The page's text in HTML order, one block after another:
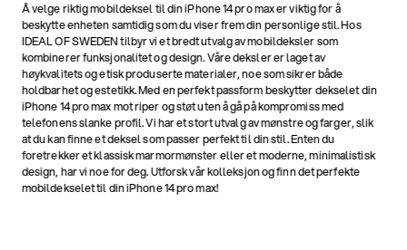
Å velge riktig mobildeksel til din iPhone 14 pro max er viktig for å
beskytte enheten samtidig som du viser frem din personlige stil. Hos
IDEAL OF SWEDEN tilbyr vi et bredt utvalg av mobildeksler som
kombinerer funksjonalitet og design. Våre deksler er laget av
høykvalitets og etisk produserte materialer, noe som sikrer både
holdbarhet og estetikk. Med en perfekt passform beskytter dekselet din
iPhone 14 pro max mot riper og støt uten å gå på kompromiss med
telefonens slanke profil. Vi har et stort utvalg av mønstre og farger, slik
at du kan finne et deksel som passer perfekt til din stil. Enten du
foretrekker et klassisk marmormønster eller et moderne, minimalistisk
design, har vi noe for deg. Utforsk vår kolleksjon og finn det perfekte
mobildekselet til din iPhone 14 pro max!